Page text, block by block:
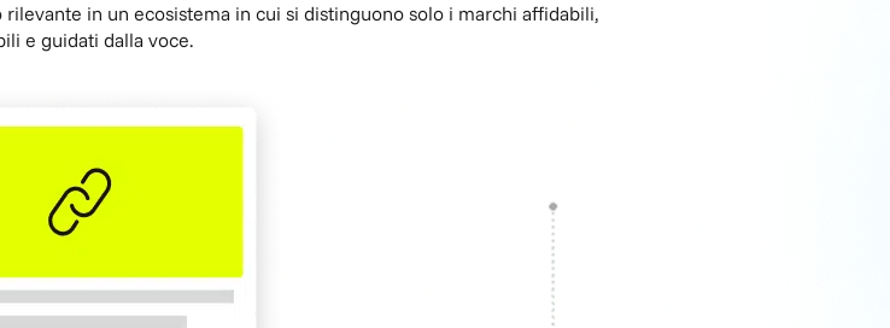
in un ecosistema in cui si distinguono solo i marchi affidabili,
e guidati dalla voce.